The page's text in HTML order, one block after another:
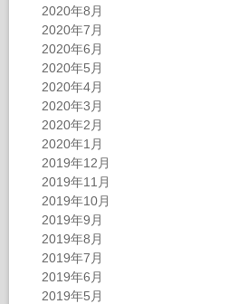
2020年8月
2020年7月
2020年6月
2020年5月
2020年4月
2020年3月
2020年2月
2020年1月
2019年12月
2019年11月
2019年10月
2019年9月
2019年8月
2019年7月
2019年6月
2019年5月